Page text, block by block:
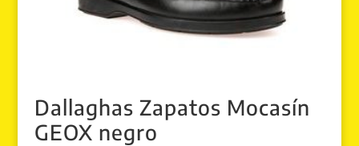
Dallaghas Zapatos Mocasín
GEOX negro